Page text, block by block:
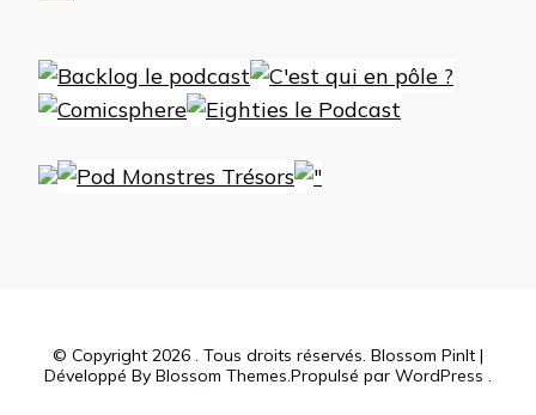
© Copyright 2026 . Tous droits réservés. Blossom PinIt |
Développé By Blossom Themes.Propulsé par WordPress .